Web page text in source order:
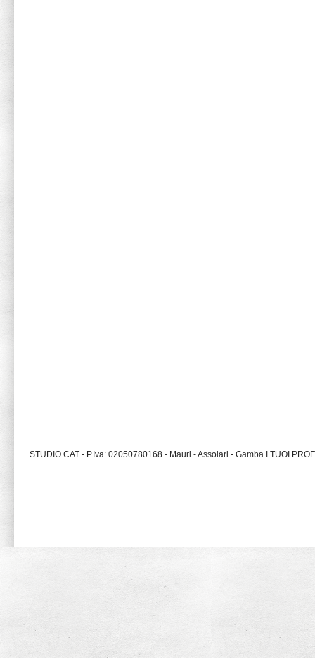
STUDIO CAT - P.Iva: 02050780168 - Mauri - Assolari - Gamba I TUOI